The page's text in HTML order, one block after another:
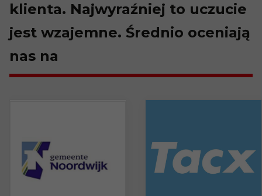
klienta. Najwyraźniej to uczucie
jest wzajemne. Średnio oceniają
nas na